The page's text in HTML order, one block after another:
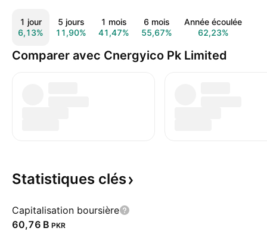
1 jour
6,13%
5 jours
11,90%
1 mois
41,47%
6 mois
55,67%
Année écoulée
62,23%
Comparer avec Cnergyico Pk Limited
Statistiques clés
Capitalisation boursière
‪60,76 B‬ PKR